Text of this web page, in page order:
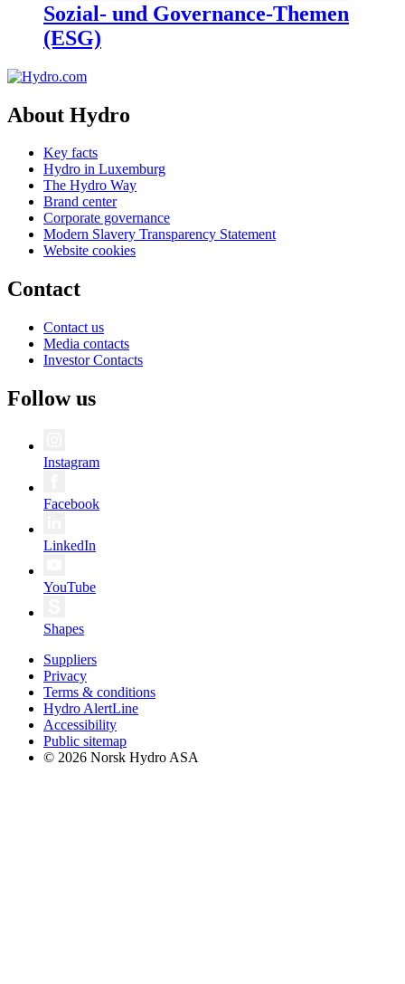
Sozial- und Governance-Themen
(ESG)
About Hydro
Key facts
Hydro in Luxemburg
The Hydro Way
Brand center
Corporate governance
Modern Slavery Transparency Statement
Website cookies
Contact
Contact us
Media contacts
Investor Contacts
Follow us
Instagram
Facebook
LinkedIn
YouTube
Shapes
Suppliers
Privacy
Terms & conditions
Hydro AlertLine
Accessibility
Public sitemap
© 2026 Norsk Hydro ASA